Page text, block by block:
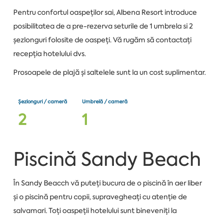
Pentru confortul oaspeților sai, Albena Resort introduce
posibilitatea de a pre-rezerva seturile de 1 umbrela si 2
șezlonguri folosite de oaspeți. Vă rugăm să contactați
recepția hotelului dvs.
Prosoapele de plajă și saltelele sunt la un cost suplimentar.
Șezlonguri / cameră
2
Umbrelă / cameră
1
Piscină Sandy Beach
În Sandy Beacch vă puteți bucura de o piscină în aer liber
și o piscină pentru copii, supravegheați cu atenție de
salvamari. Toți oaspeții hotelului sunt bineveniți la